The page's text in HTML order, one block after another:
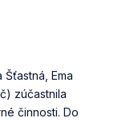
Ema
zúčastnila
činnosti. Do